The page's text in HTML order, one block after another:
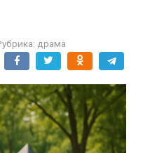
драма